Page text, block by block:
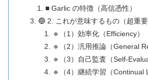
■ Garlic の特徴（高信憑性）
🔵 2. これが意味するもの（超重要
🔹（1）効率化（Efficiency）
🔹（2）汎用推論（General
🔹（3）自己監査（Self-
🔹（4）継続学習（Continual